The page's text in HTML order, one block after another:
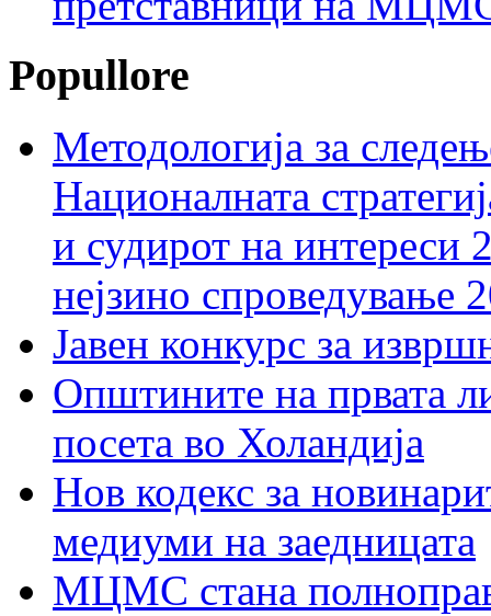
Popullore
Методологија за
Националната
и судирот на интереси
нејзино спроведување
Јавен конкурс за
Општините на првата
посета во Холандија
Нов кодекс за
медиуми на заедницата
МЦМС стана